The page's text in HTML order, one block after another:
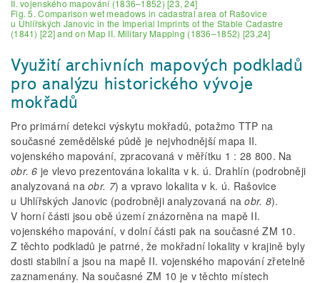
II. vojenského mapování (1836–1852) [23, 24]
Fig. 5. Comparison wet meadows in cadastral area of Rašovice
u Uhlířských Janovic in the Imperial Imprints of the Stable Cadastre
(1841) [22] and on Map II. Military Mapping (1836–1852) [23,24]
Využití archivních mapových podkladů
pro analýzu historického vývoje
mokřadů
Pro primární detekci výskytu mokřadů, potažmo TTP na
současné zemědělské půdě je nejvhodnější mapa II.
vojenského mapování, zpracovaná v měřítku 1 : 28 800. Na
obr. 6 je vlevo prezentována lokalita v k. ú. Drahlín (podrobněji
analyzovaná naobr. 7) a vpravo lokalita v k. ú. Rašovice
u Uhlířských Janovic (podrobněji analyzovaná naobr. 8).
V horní části jsou obě území znázorněna na mapě II.
vojenského mapování, v dolní části pak na současné ZM 10.
Z těchto podkladů je patrné, že mokřadní lokality v krajině byly
dosti stabilní a jsou na mapě II. vojenského mapování zřetelně
zaznamenány. Na současné ZM 10 je v těchto místech